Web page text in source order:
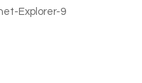
Explorer-9